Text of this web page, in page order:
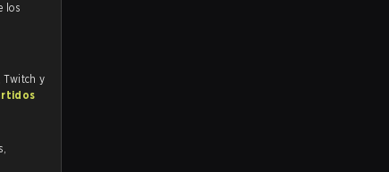
los
Twitch y